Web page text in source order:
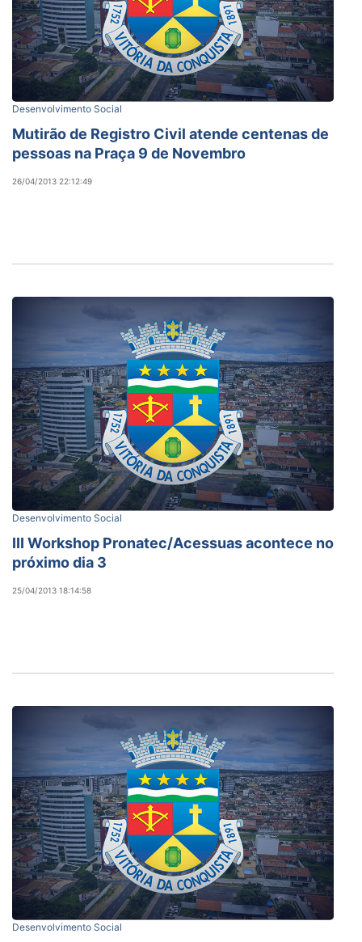
Desenvolvimento Social
Mutirão de Registro Civil atende centenas de
pessoas na Praça 9 de Novembro
26/04/2013 22:12:49
Desenvolvimento Social
III Workshop Pronatec/Acessuas acontece no
próximo dia 3
25/04/2013 18:14:58
Desenvolvimento Social